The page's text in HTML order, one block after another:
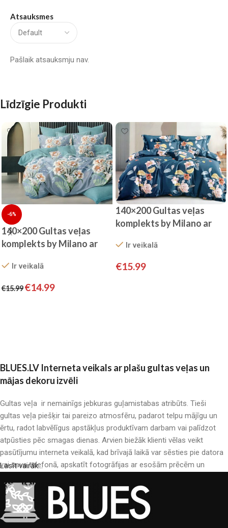
Atsauksmes
Pašlaik atsauksmju nav.
Līdzīgie Produkti
-6%
140×200 Gultas veļas
komplekts by Milano ar
SATĪNS
Ir veikalā
€15.99€14.99
140×200 Gultas veļas
komplekts by Milano ar
SATĪNS
Ir veikalā
€15.99
BLUES.LV Interneta veikals ar plašu gultas veļas un
mājas dekoru izvēli
Gultas veļa ir nemainīgs jebkuras guļamistabas atribūts. Tieši
gultas veļa piešķir tai pareizo atmosfēru, padarot telpu mājīgu un
ērtu, radot labvēlīgus apstākļus produktīvam darbam vai palīdzot
atpūsties pēc smagas dienas. Arvien biežāk klienti vēlas veikt
pasūtījumu interneta veikalā, kad brīvajā laikā var sēsties pie datora
vai sava telefonā, apskatīt fotogrāfijas ar esošām prēcēm un
veļas katalogs: pieejamas gan kokvilnas, gan kokvilna satīna gultas
veļas.
Gultas veļas ražošana ir moderns mākslas veids
Lasīt vairāk...